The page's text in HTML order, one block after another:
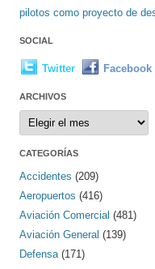
pilotos como proyecto de
SOCIAL
Twitter Facebook
ARCHIVOS
Archivos
CATEGORÍAS
Accidentes (209)
Aeropuertos (416)
Aviación Comercial (481)
Aviación General (139)
Defensa (171)